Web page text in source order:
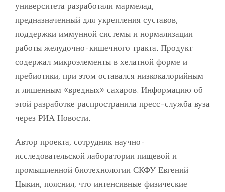
университета разработали мармелад,
предназначенный для укрепления суставов,
поддержки иммунной системы и нормализации
работы желудочно-кишечного тракта. Продукт
содержал микроэлементы в хелатной форме и
пребиотики, при этом оставался низкокалорийным
и лишенным «вредных» сахаров. Информацию об
этой разработке распространила пресс-служба вуза
через РИА Новости.
Автор проекта, сотрудник научно-
исследовательской лаборатории пищевой и
промышленной биотехнологии СКФУ Евгений
Цыкин, пояснил, что интенсивные физические